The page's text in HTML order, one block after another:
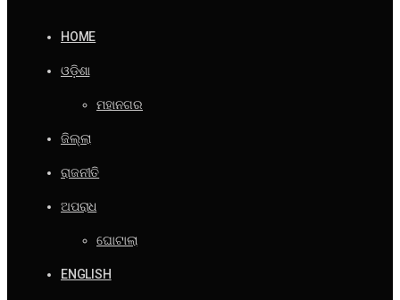
HOME
ଓଡ଼ିଶା
ମହାନଗର
ଜିଲ୍ଲା
ରାଜନୀତି
ଅପରାଧ
ଘୋଟାଲା
ENGLISH